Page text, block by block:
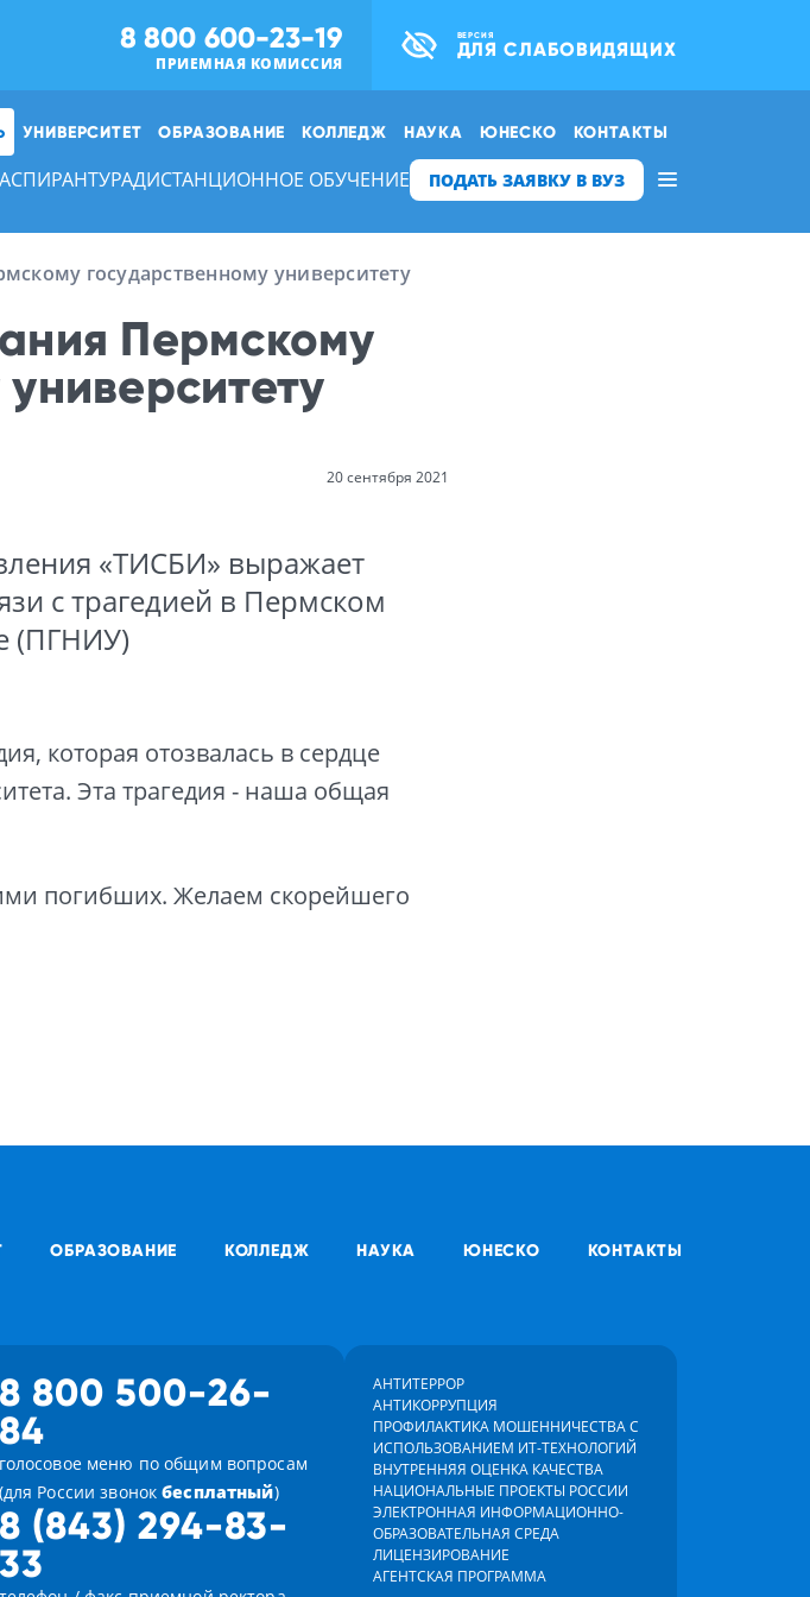
8 800 600-23-19
ПРИЕМНАЯ КОМИССИЯ
ВЕРСИЯ
ДЛЯ СЛАБОВИДЯЩИХ
УНИВЕРСИТЕТ ОБРАЗОВАНИЕ КОЛЛЕДЖ НАУКА ЮНЕСКО КОНТАКТЫ
АСПИРАНТУРАДИСТАНЦИОННОЕ ОБУЧЕНИЕ ПОДАТЬ ЗАЯВКУ В ВУЗ
государственному университету
Пермскому
20 сентября 2021
«ТИСБИ» выражает
с трагедией в Пермском
(ПГНИУ)
которая отозвалась в сердце
Эта трагедия - наша общая
погибших. Желаем скорейшего
ОБРАЗОВАНИЕ КОЛЛЕДЖ НАУКА ЮНЕСКО КОНТАКТЫ
8 800 500-26-
84
голосовое меню по общим вопросам
(для России звонокбесплатный)
8 (843) 294-83-
33
АНТИТЕРРОР
АНТИКОРРУПЦИЯ
ПРОФИЛАКТИКА МОШЕННИЧЕСТВА С
ИСПОЛЬЗОВАНИЕМ ИТ-ТЕХНОЛОГИЙ
ВНУТРЕННЯЯ ОЦЕНКА КАЧЕСТВА
НАЦИОНАЛЬНЫЕ ПРОЕКТЫ РОССИИ
ЭЛЕКТРОННАЯ ИНФОРМАЦИОННО-
ОБРАЗОВАТЕЛЬНАЯ СРЕДА
ЛИЦЕНЗИРОВАНИЕ
АГЕНТСКАЯ ПРОГРАММА